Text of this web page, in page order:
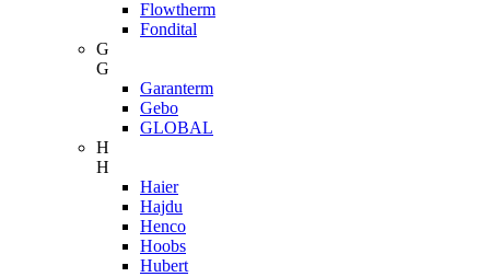
Flowtherm
Fondital
G
G
Garanterm
Gebo
GLOBAL
H
H
Haier
Hajdu
Henco
Hoobs
Hubert